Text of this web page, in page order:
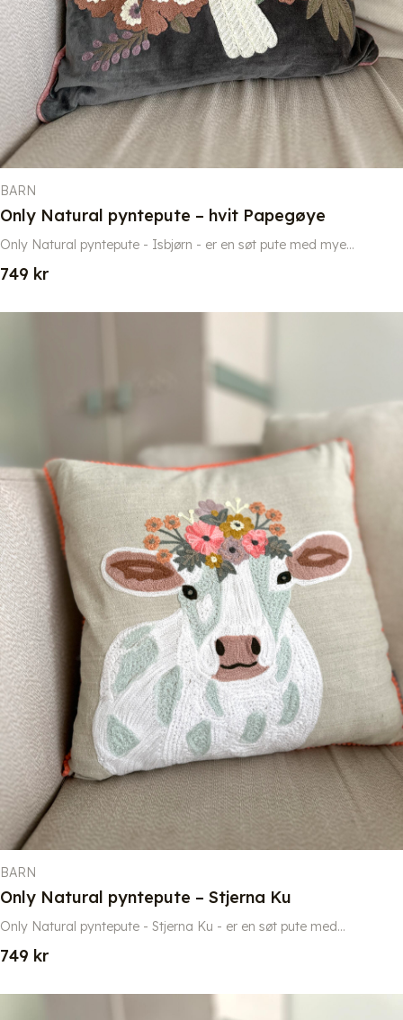
BARN
Only Natural pyntepute – hvit Papegøye
Only Natural pyntepute - Isbjørn - er en søt pute med mye...
749 kr
BARN
Only Natural pyntepute – Stjerna Ku
Only Natural pyntepute - Stjerna Ku - er en søt pute med...
749 kr